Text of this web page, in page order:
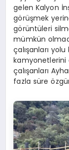
gelen Kalyon
görüşmek
görüntüleri
mümkün
çalışanları
kamyonetlerini
çalışanları
fazla süre